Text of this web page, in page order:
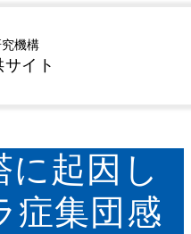
機構
イト
ス>病原微生物検出情報
院の冷却塔に起因した
に起因し
症集団感